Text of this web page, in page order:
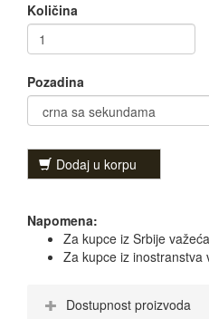
Količina
Pozadina
Dodaj u korpu
Napomena:
Za kupce iz Srbije
Za kupce iz inostranstva
Dostupnost proizvoda